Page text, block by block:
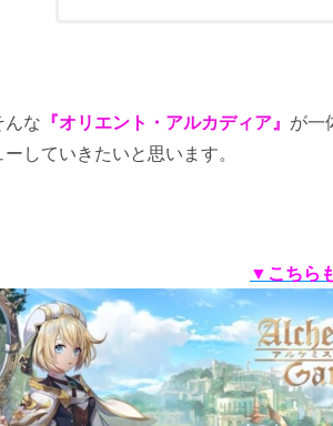
んな 『オリエント・アルカディア』 が一
していきたいと思います。
▼こちら